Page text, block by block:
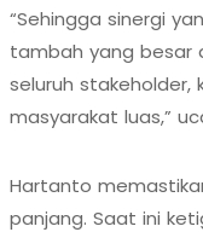
“Sehingga sinergi
tambah yang besar
seluruh
masyarakat luas,”
Hartanto
panjang. Saat ini